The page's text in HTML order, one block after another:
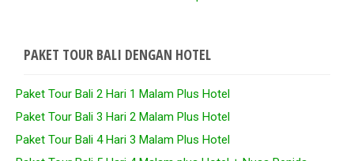
PAKET TOUR BALI DENGAN HOTEL
Paket Tour Bali 2 Hari 1 Malam Plus Hotel
Paket Tour Bali 3 Hari 2 Malam Plus Hotel
Paket Tour Bali 4 Hari 3 Malam Plus Hotel